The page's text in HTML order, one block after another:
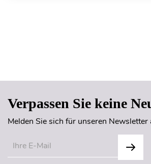
Verpassen Sie keine
Melden Sie sich für unseren Newsletter